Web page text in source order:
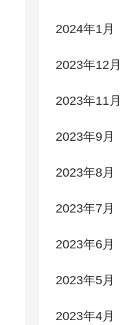
2024年1月
2023年12月
2023年11月
2023年9月
2023年8月
2023年7月
2023年6月
2023年5月
2023年4月